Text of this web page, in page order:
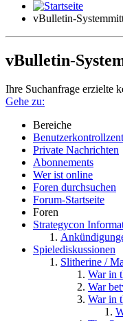
vBulletin-
vBulletin-
Ihre Suchanfrage erzielte
Gehe zu:
Bereiche
Private Nachrichten
Abonnements
Wer ist online
Foren durchsuchen
Forum-Startseite
Foren
Strategycon
Spielediskussionen
Slitherine /
War in
War
War in